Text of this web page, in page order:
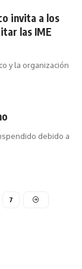
invita a los
las IME
y la organización
debido a
7